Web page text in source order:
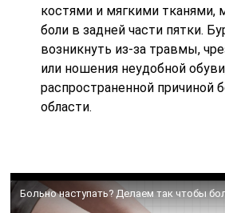
костями и мягкими тканями,
боли в задней части пятки.
возникнуть из-за травмы,
или ношения неудобной
распространенной причиной
области.
Больно наступать? Делаем так чтобы